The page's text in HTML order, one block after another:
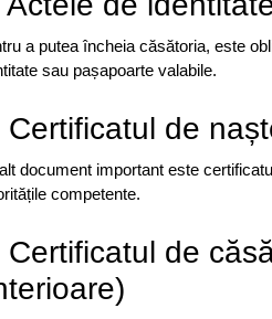
a putea încheia căsătoria, este
sau pașapoarte valabile.
Certificatul de
document important este
competente.
Certificatul de